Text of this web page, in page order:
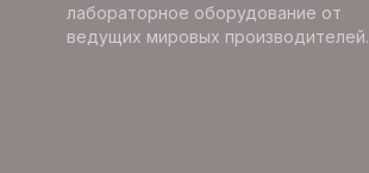
лабораторное оборудование от
ведущих мировых производителей.